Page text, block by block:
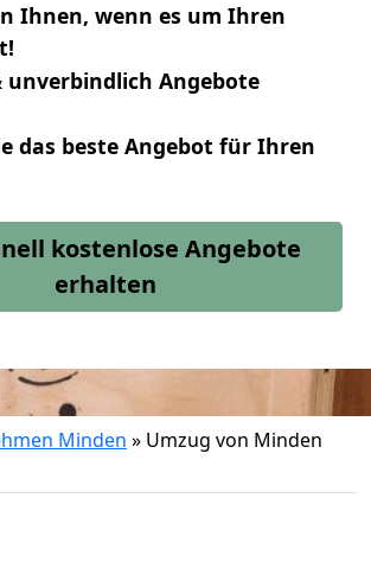
Ihnen, wenn es um Ihren
unverbindlich Angebote
das beste Angebot für Ihren
kostenlose Angebote
erhalten
Minden » Umzug von Minden